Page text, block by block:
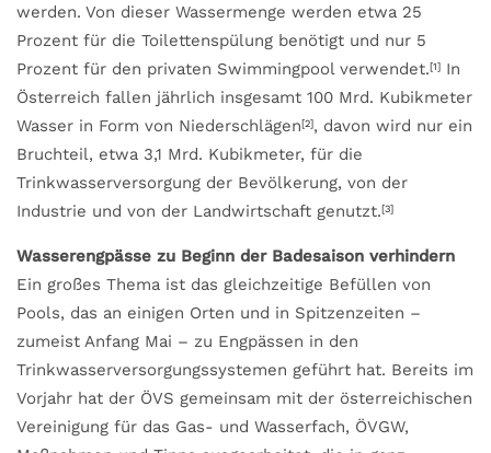
werden. Von dieser Wassermenge werden etwa 25
Prozent für die Toilettenspülung benötigt und nur 5
Prozent für den privaten Swimmingpool verwendet.[1] In
Österreich fallen jährlich insgesamt 100 Mrd. Kubikmeter
Wasser in Form von Niederschlägen[2], davon wird nur ein
Bruchteil, etwa 3,1 Mrd. Kubikmeter, für die
Trinkwasserversorgung der Bevölkerung, von der
Industrie und von der Landwirtschaft genutzt.[3]
Wasserengpässe zu Beginn der Badesaison verhindern
Ein großes Thema ist das gleichzeitige Befüllen von
Pools, das an einigen Orten und in Spitzenzeiten –
zumeist Anfang Mai – zu Engpässen in den
Trinkwasserversorgungssystemen geführt hat. Bereits im
Vorjahr hat der ÖVS gemeinsam mit der österreichischen
Vereinigung für das Gas- und Wasserfach, ÖVGW,